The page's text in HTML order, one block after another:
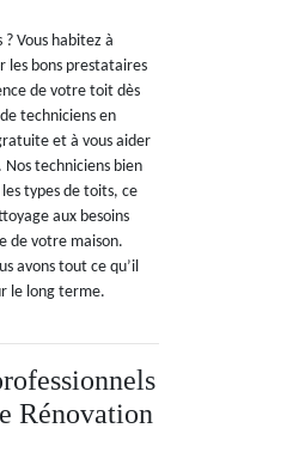
Vous habitez à
les bons prestataires
de votre toit dès
techniciens en
et à vous aider
techniciens bien
types de toits, ce
aux besoins
de votre maison.
avons tout ce qu’il
le long terme.
Rénovation